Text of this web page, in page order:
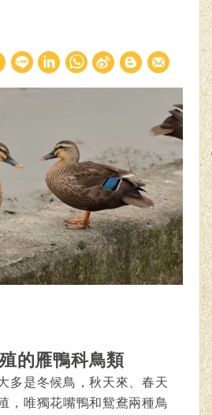
W
h
s
A
p
p
S
i
W
e
i
b
o
的雁鴨科鳥類
多是冬候鳥，秋天來、春天
，唯獨花嘴鴨和鴛鴦兩種鳥